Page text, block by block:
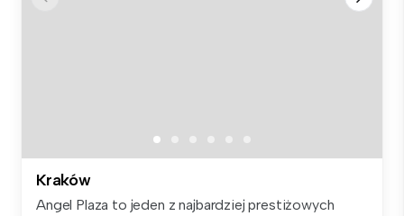
Kraków
Angel Plaza to jeden z najbardziej prestiżowych